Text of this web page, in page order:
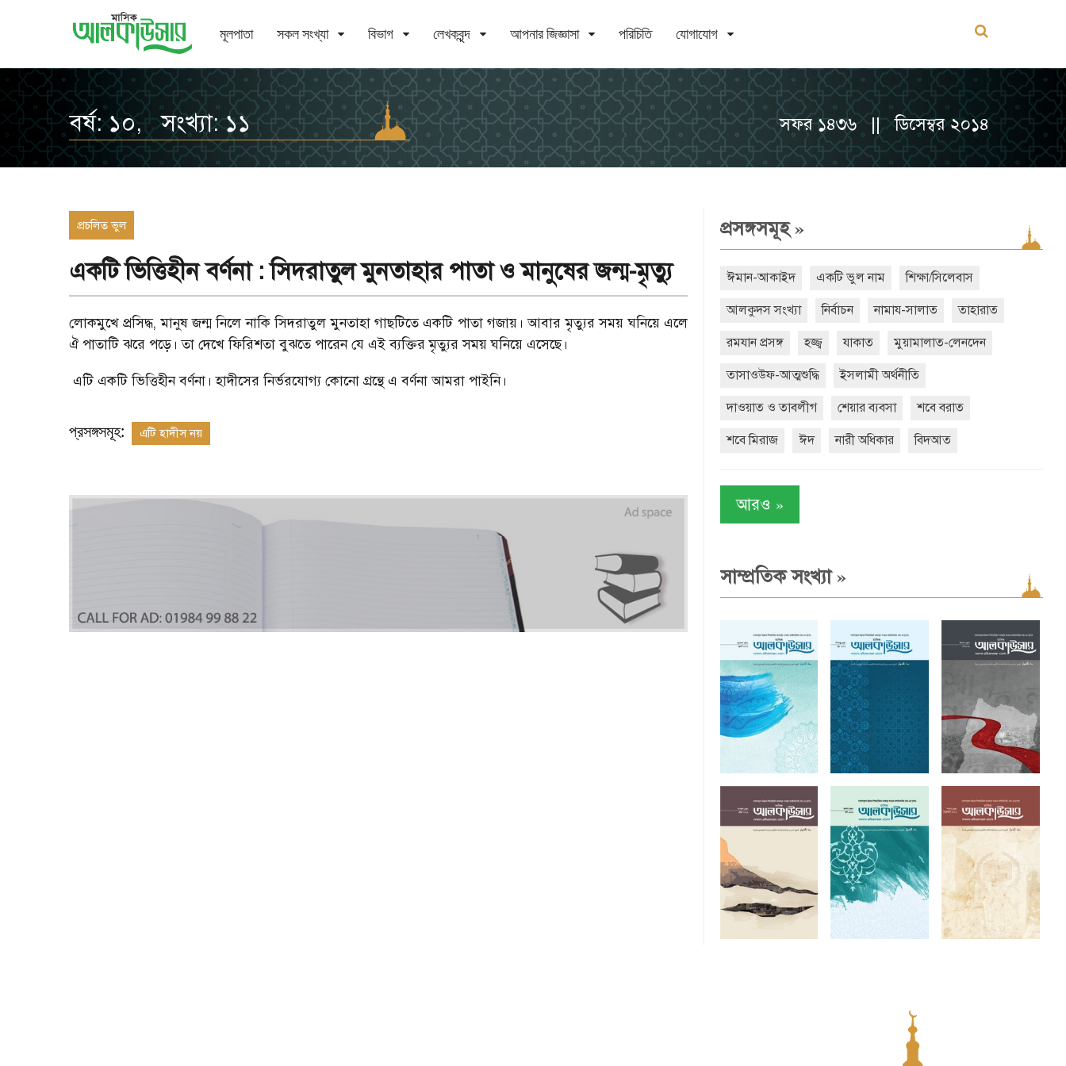
মূলপাতা সকল সংখ্যা বিভাগ লেখকবৃন্দ আপনার জিজ্ঞাসা পরিচিতি যোগাযোগ
বর্ষ: ১০, সংখ্যা: ১১ সফর ১৪৩৬ || ডিসেম্বর ২০১৪
প্রচলিত ভুল
একটি ভিত্তিহীন বর্ণনা : সিদরাতুল মুনতাহার পাতা ও মানুষের জন্ম-মৃত্যু
লোকমুখে প্রসিদ্ধ, মানুষ জন্ম নিলে নাকি সিদরাতুল মুনতাহা গাছটিতে একটি পাতা গজায়। আবার মৃত্যুর সময় ঘনিয়ে এলে
ঐ পাতাটি ঝরে পড়ে। তা দেখে ফিরিশতা বুঝতে পারেন যে এই ব্যক্তির মৃত্যুর সময় ঘনিয়ে এসেছে।
এটি একটি ভিত্তিহীন বর্ণনা। হাদীসের নির্ভরযোগ্য কোনো গ্রন্থে এ বর্ণনা আমরা পাইনি।
প্রসঙ্গসমূহ: এটি হাদীস নয়
প্রসঙ্গসমূহ»
ঈমান-আকাইদ একটি ভুল নাম শিক্ষা/সিলেবাস
আলকুদস সংখ্যা নির্বাচন নামায-সালাত তাহারাত
রমযান প্রসঙ্গ হজ্জ্ব যাকাত মুয়ামালাত-লেনদেন
তাসাওউফ-আত্মশুদ্ধি ইসলামী অর্থনীতি
দাওয়াত ও তাবলীগ শেয়ার ব্যবসা শবে বরাত
শবে মিরাজ ঈদ নারী অধিকার বিদআত
আরও »
সাম্প্রতিক সংখ্যা»